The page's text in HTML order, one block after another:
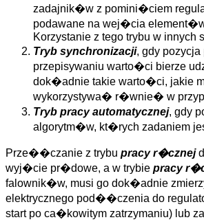
zadajnik�w z pomini�ciem
podawane na wej�cia
Korzystanie z tego trybu w innych
Tryb synchronizacji, gdy
przepisywaniu warto�ci bierze
dok�adnie takie warto�ci, jakie
wykorzystywa� r�wnie� w
Tryb pracy automatycznej, gdy
algorytm�w, kt�rych zadaniem
Prze��czanie z trybu pracy r�cznej
wyj�cie pr�dowe, a w trybie pracy
falownik�w, musi go dok�adnie
elektrycznego pod��czenia do
start po ca�kowitym zatrzymaniu) lub